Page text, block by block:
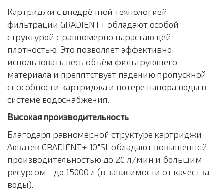
Картриджи с внедрённой технологией
фильтрации GRADIENT+ обладают особой
структурой с равномерно нарастающей
плотностью. Это позволяет эффективно
использовать весь объём фильтрующего
материала и препятствует падению пропускной
способности картриджа и потере напора воды в
системе водоснабжения.
Высокая производительность
Благодаря равномерной структуре картриджи
Акватек GRADIENT+ 10"SL обладают повышенной
производительностью до 20 л/мин и большим
ресурсом - до 15000 л (в зависимости от качества
воды).